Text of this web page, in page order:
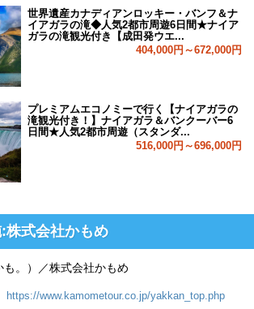
世界遺産カナディアンロッキー・バンフ＆ナ
イアガラの滝◆人気2都市周遊6日間★ナイア
ガラの滝観光付き【成田発ウエ...
404,000円～672,000円
プレミアムエコノミーで行く【ナイアガラの
滝観光付き！】ナイアガラ＆バンクーバー6
日間★人気2都市周遊（スタンダ...
516,000円～696,000円
株式会社かもめ
も。）／株式会社かもめ
https://www.kamometour.co.jp/yakkan_top.php